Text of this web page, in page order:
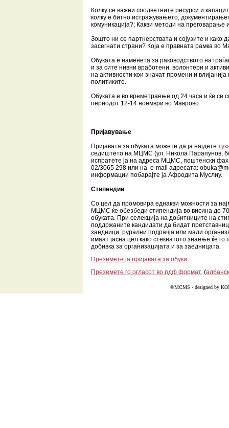
Колку се важни соодветните ресурси и
колку е битно истражувањето,
комуникација?; Какви методи на преговарање
Зошто ни се партнерствата и сојузите и како
засегнати страни? Која е правната рамка во
Обуката е наменета за раководството на
и за сите нивни вработени, волонтери и
на активности кои значат промени и
политиките.
Обуката е во времетраење од 24 часа и ќе се
периодот 12-14 ноември во Маврово.
Пријавување
Пријавата за обуката можете да ја најдете
седиштето на МЦМС (ул. Никола Парапунов,
испратете ја на адреса МЦМС, поштенски
02/3065 298 или на e-mail адресата:
информации побарајте ја Афродита Муслиу.
Стипендии
Со цел да промовира еднакви можности за
МЦМС ќе обезбеди стипендија во висина до
обуката. При селекција на добитниците на
поддржаните кандидати да бидат
заедници, рурални подрачја или мали
имаат јасна цел како стекнатото знаење ќе
добивка за организацијата и за заедницата.
Преземете ја пријавата за обуки.
Преземете го огласот во пдф формат. (
©MCMS - designed by